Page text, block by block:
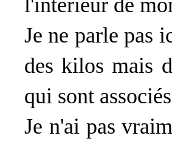
l'intérieur de
Je ne parle pas
des kilos mais
qui sont
Je n'ai pas